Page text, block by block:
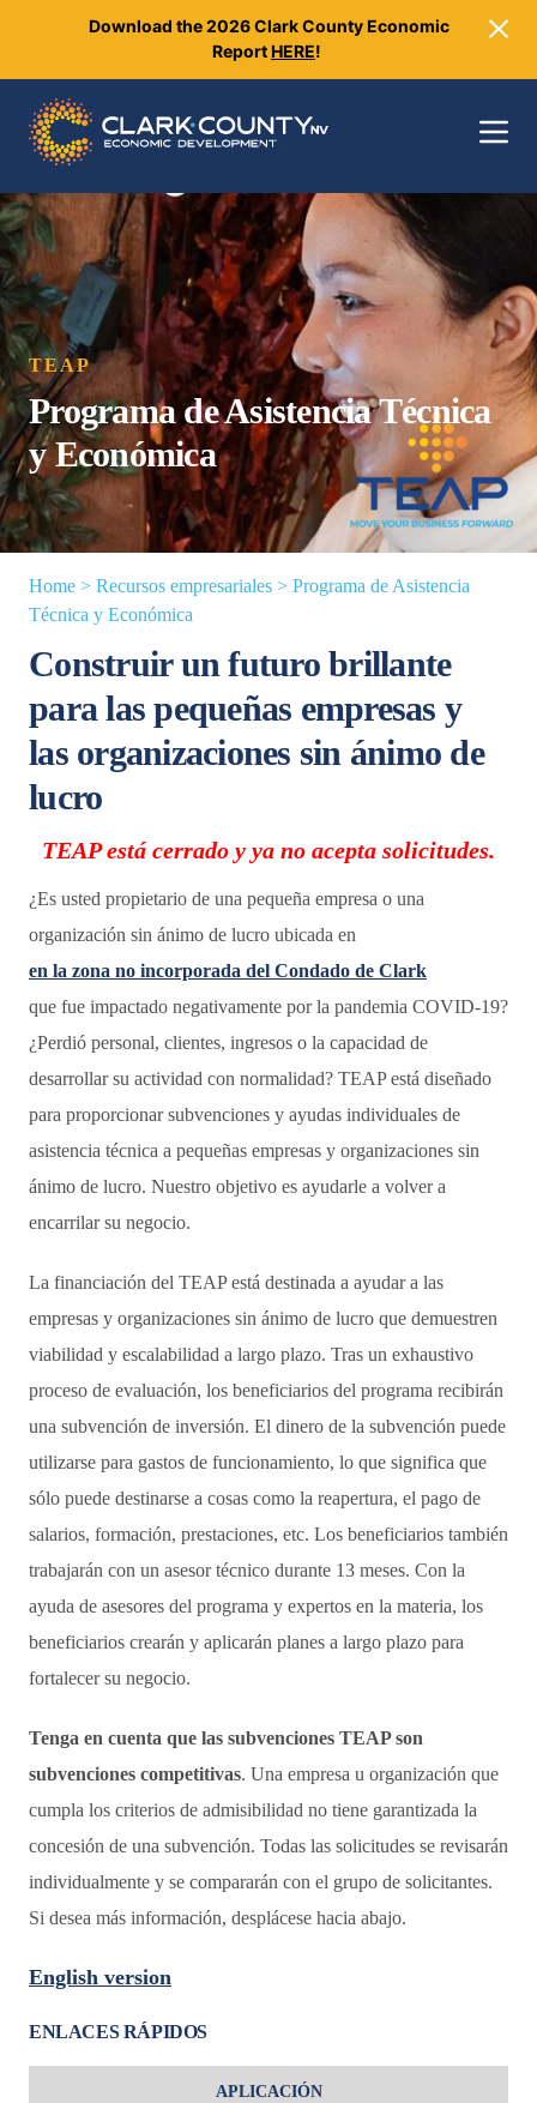
Download the 2026 Clark County Economic
ReportHERE!
Toggle
TEAP
Programa de Asistencia Técnica
y Económica
Home > Recursos empresariales > Programa de Asistencia
Técnica y Económica
Construir un futuro brillante
para las pequeñas empresas y
las organizaciones sin ánimo de
lucro
TEAP está cerrado y ya no acepta solicitudes.
¿Es usted propietario de una pequeña empresa o una
organización sin ánimo de lucro ubicada en
en la zona no incorporada del Condado de Clark
que fue impactado negativamente por la pandemia COVID-19?
¿Perdió personal, clientes, ingresos o la capacidad de
desarrollar su actividad con normalidad? TEAP está diseñado
para proporcionar subvenciones y ayudas individuales de
asistencia técnica a pequeñas empresas y organizaciones sin
ánimo de lucro. Nuestro objetivo es ayudarle a volver a
encarrilar su negocio.
La financiación del TEAP está destinada a ayudar a las
empresas y organizaciones sin ánimo de lucro que demuestren
viabilidad y escalabilidad a largo plazo. Tras un exhaustivo
proceso de evaluación, los beneficiarios del programa recibirán
una subvención de inversión. El dinero de la subvención puede
utilizarse para gastos de funcionamiento, lo que significa que
sólo puede destinarse a cosas como la reapertura, el pago de
salarios, formación, prestaciones, etc. Los beneficiarios también
trabajarán con un asesor técnico durante 13 meses. Con la
ayuda de asesores del programa y expertos en la materia, los
beneficiarios crearán y aplicarán planes a largo plazo para
fortalecer su negocio.
Tenga en cuenta que las subvenciones TEAP son
subvenciones competitivas. Una empresa u organización que
cumpla los criterios de admisibilidad no tiene garantizada la
concesión de una subvención. Todas las solicitudes se revisarán
individualmente y se compararán con el grupo de solicitantes.
Si desea más información, desplácese hacia abajo.
English version
ENLACES RÁPIDOS
APLICACIÓN